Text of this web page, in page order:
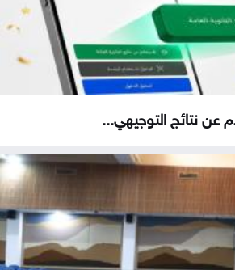
عن نتائج التوجيهي...